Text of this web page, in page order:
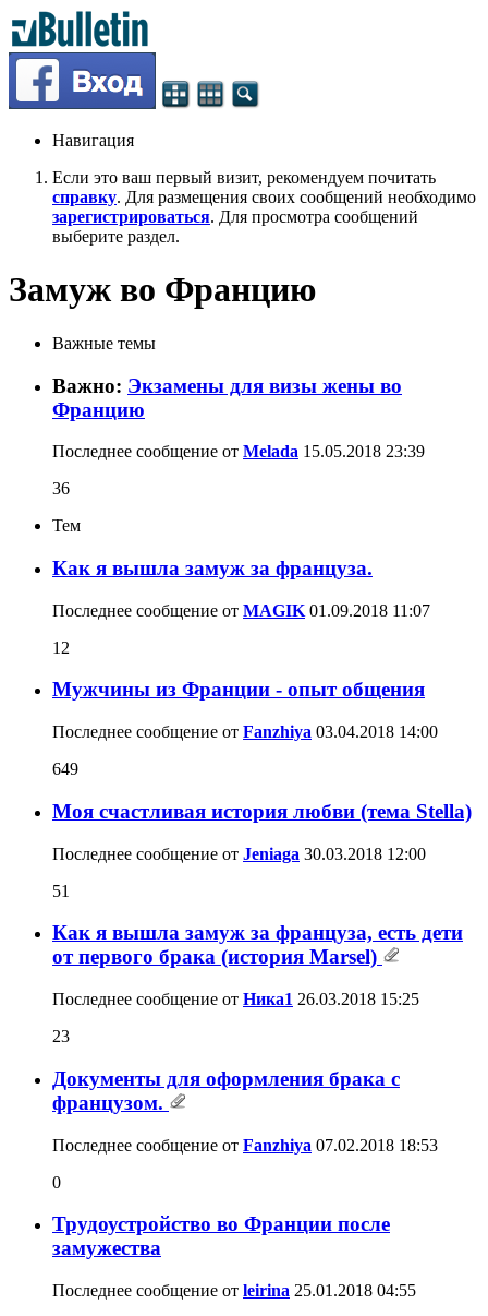
Навигация
Если это ваш первый визит, рекомендуем почитать
справку. Для размещения своих сообщений необходимо
зарегистрироваться. Для просмотра сообщений
выберите раздел.
Замуж во Францию
Важные темы
Важно: Экзамены для визы жены во
Францию
Последнее сообщение от Melada 15.05.2018 23:39
36
Тем
Как я вышла замуж за француза.
Последнее сообщение от MAGIK 01.09.2018 11:07
12
Мужчины из Франции - опыт общения
Последнее сообщение от Fanzhiya 03.04.2018 14:00
649
Моя счастливая история любви (тема Stella)
Последнее сообщение от Jeniaga 30.03.2018 12:00
51
Как я вышла замуж за француза, есть дети
от первого брака (история Marsel)
Последнее сообщение от Ника1 26.03.2018 15:25
23
Документы для оформления брака с
французом.
Последнее сообщение от Fanzhiya 07.02.2018 18:53
0
Трудоустройство во Франции после
замужества
Последнее сообщение от leirina 25.01.2018 04:55